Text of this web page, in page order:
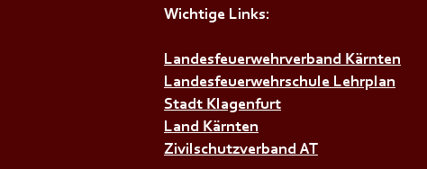
𝗙𝗲𝘂𝗲𝗿𝘄𝗲𝗵𝗿𝗯𝗮𝗹𝗹 +++
Wichtige Links:
Landesfeuerwehrverband Kärnten
Landesfeuerwehrschule Lehrplan
Stadt Klagenfurt
Land Kärnten
Zivilschutzverband AT